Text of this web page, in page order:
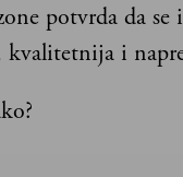
potvrda da
kvalitetnija i